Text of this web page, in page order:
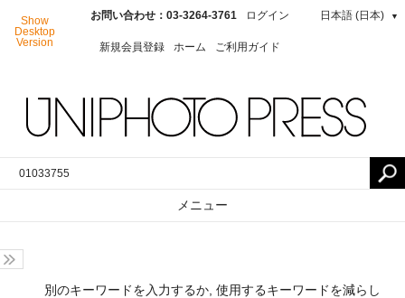
Show
Desktop
Version
お問い合わせ：03-3264-3761 ログイン
新規会員登録 ホーム ご利用ガイド
日本語 (日本) ▼
メニュー
別のキーワードを入力するか, 使用するキーワードを減らし